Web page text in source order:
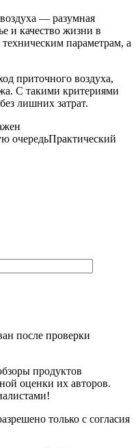
— разумная
и качество жизни в
параметрам, а
приточного воздуха,
С такими критериями
лишних затрат.
очередьПрактический
после проверки
продуктов
оценки их авторов.
только с согласия